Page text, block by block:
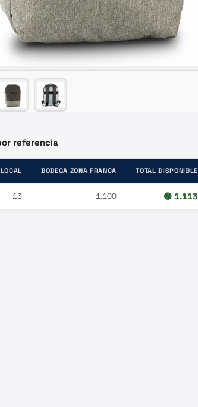
referencia
BODEGA ZONA FRANCA TOTAL DISPONIBLE
13 1.100 🟢 1.113